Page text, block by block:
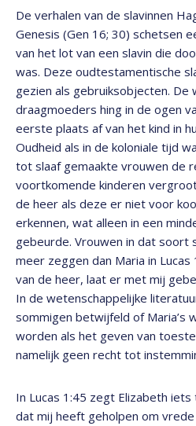
De verhalen van de slavinnen
Genesis (Gen 16; 30) schetsen
van het lot van een slavin die
was. Deze oudtestamentische
gezien als gebruiksobjecten. De
draagmoeders hing in de ogen
eerste plaats af van het kind in
Oudheid als in de koloniale tijd
tot slaaf gemaakte vrouwen de
voortkomende kinderen
de heer als deze er niet voor
erkennen, wat alleen in een
gebeurde. Vrouwen in dat soort
meer zeggen dan Maria in Lucas
van de heer, laat er met mij
In de wetenschappelijke
sommigen betwijfeld of Maria’s
worden als het geven van
namelijk geen recht tot
In Lucas 1:45 zegt Elizabeth
dat mij heeft geholpen om